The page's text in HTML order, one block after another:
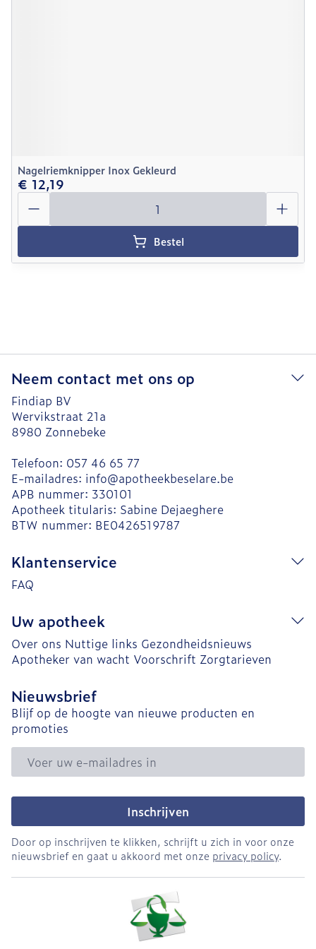
Nagelriemknipper Inox Gekleurd
€ 12,19
Aantal
Bestel
Neem contact met ons op
Findiap BV
Wervikstraat 21a
8980 Zonnebeke
Telefoon: 057 46 65 77
E-mailadres: info@apotheekbeselare.be
APB nummer: 330101
Apotheek titularis: Sabine Dejaeghere
BTW nummer: BE0426519787
Klantenservice
FAQ
Uw apotheek
Over ons Nuttige links Gezondheidsnieuws
Apotheker van wacht Voorschrift Zorgtarieven
Nieuwsbrief
Blijf op de hoogte van nieuwe producten en
promoties
E-mail adres
Inschrijven
Door op inschrijven te klikken, schrijft u zich in voor onze
nieuwsbrief en gaat u akkoord met onze privacy policy.